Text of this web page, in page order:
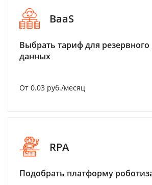
BaaS
Выбрать тариф для
данных
От 0.03 руб./месяц
RPA
Подобрать платформу